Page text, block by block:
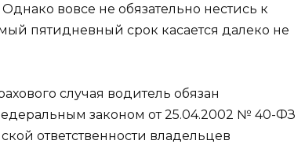
вовсе не обязательно нестись к
пятидневный срок касается далеко не
случая водитель обязан
законом от 25.04.2002 № 40-ФЗ
ответственности владельцев